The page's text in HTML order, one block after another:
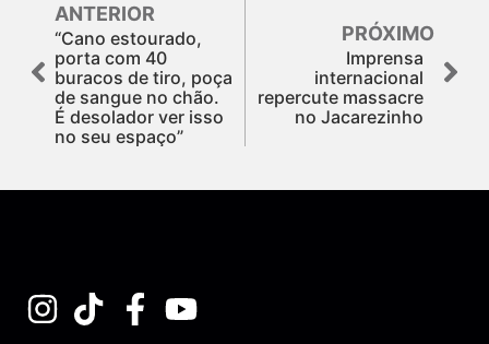
ANTERIOR
“Cano estourado,
porta com 40
buracos de tiro, poça
de sangue no chão.
É desolador ver isso
no seu espaço”
PRÓXIMO
Imprensa
internacional
repercute massacre
no Jacarezinho